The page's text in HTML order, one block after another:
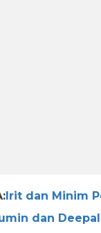
Irit dan Minim
dan